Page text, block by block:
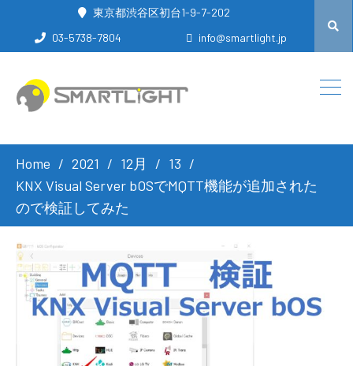
東京都渋谷区初台1-9-7-202
03-5738-7804
info@smartlight.jp
Home 2021 12月
13
KNX Visual Server bOSでMQTT機能が追加された
ので検証してみた